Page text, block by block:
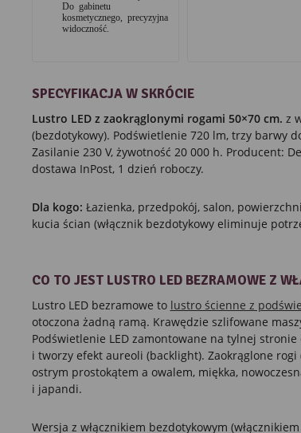
Do gabinetu
kosmetycznego, precyzyjna
widoczność.
SPECYFIKACJA W SKRÓCIE
Lustro LED z zaokrąglonymi rogami 50×70 cm. z
(bezdotykowy). Podświetlenie 720 lm, trzy barwy
Zasilanie 230 V, żywotność 20 000 h. Producent:
dostawa InPost, 1 dzień roboczy.
Dla kogo: Łazienka, przedpokój, salon,
kucia ścian (włącznik bezdotykowy eliminuje
CO TO JEST LUSTRO LED BEZRAMOWE Z
Lustro LED bezramowe to lustro ścienne z
otoczona żadną ramą. Krawędzie szlifowane
Podświetlenie LED zamontowane na tylnej stronie
i tworzy efekt aureoli (backlight). Zaokrąglone
ostrym prostokątem a owalem, miękka,
i japandi.
Wersja z włącznikiem bezdotykowym